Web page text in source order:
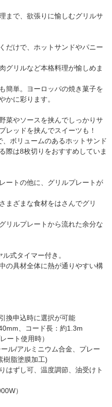
まで、欲張りに愉しむグリルサ
だけで、ホットサンドやパニー
グリルなど本格料理が愉しめま
簡単。ヨーロッパの焼き菓子を
かに彩ります。
菜やソースを挟んでしっかりサ
レッドを挟んでスイーツも！
ボリュームのあるホットサンド
際は8枚切りをおすすめしていま
ートの他に、グリルプレートが
まざまな食材をはさんでグリ
リルプレートから流れた余分な
式タイマー付き。
の具材全体に熱が通りやすい構
申込時に選択が可能
、コード長：約1.3m
ート使用時）
ル/アルミニウム合金、プレー
樹脂塗膜加工)
はずし可、温度調節、油受けト
）